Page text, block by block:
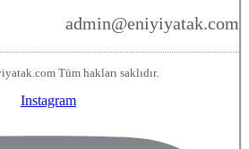
admin@eniyiyatak.com
Tüm hakları saklıdır.
Instagram